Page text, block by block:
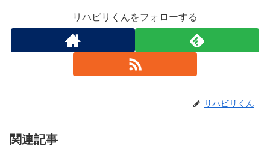
リハビリくんをフォローする
リハビリくん
関連記事